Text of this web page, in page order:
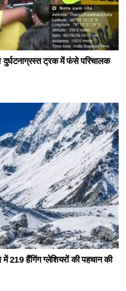
दुर्घटनाग्रस्त ट्रक में फंसे परिचालक
219 हैंगिंग ग्लेशियरों की पहचान की